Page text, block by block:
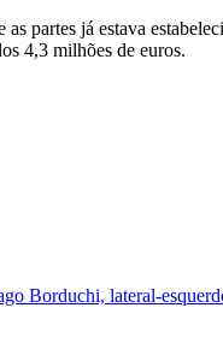
as partes já estava
4,3 milhões de euros.
Borduchi, lateral-